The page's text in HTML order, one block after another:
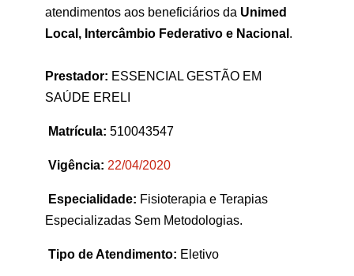
atendimentos aos beneficiários da Unimed
Local, Intercâmbio Federativo e Nacional .
Prestador: ESSENCIAL GESTÃO EM
SAÚDE ERELI
Matrícula: 510043547
Vigência: 22/04/2020
Especialidade: Fisioterapia e Terapias
Especializadas Sem Metodologias.
Tipo de Atendimento: Eletivo